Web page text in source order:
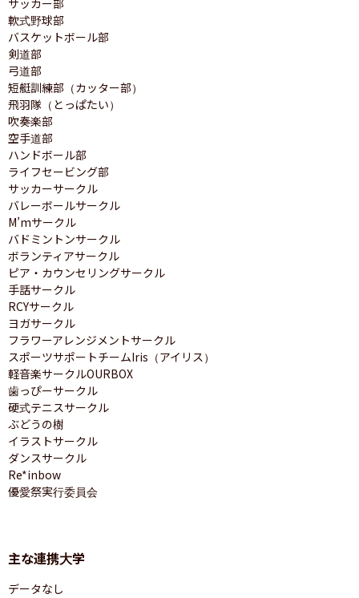
軟式野球部
バスケットボール部
剣道部
弓道部
短艇訓練部（カッター部）
飛羽隊（とっぱたい）
吹奏楽部
空手道部
ハンドボール部
ライフセービング部
サッカーサークル
バレーボールサークル
M’mサークル
バドミントンサークル
ボランティアサークル
ピア・カウンセリングサークル
手話サークル
RCYサークル
ヨガサークル
フラワーアレンジメントサークル
スポーツサポートチームIris（アイリス）
軽音楽サークルOURBOX
歯っぴーサークル
硬式テニスサークル
ぶどうの樹
イラストサークル
ダンスサークル
Re*inbow
優愛祭実行委員会
主な連携大学
データなし